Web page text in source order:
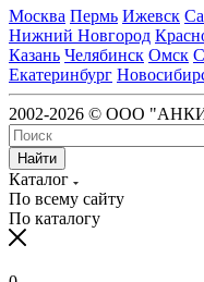
Москва Пермь Ижевск
Нижний Новгород
Казань Челябинск Омск
Екатеринбург
2002-2026 © ООО
Найти
Каталог
По всему сайту
По каталогу